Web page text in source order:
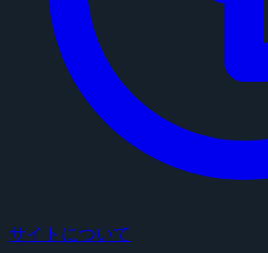
サイトについて